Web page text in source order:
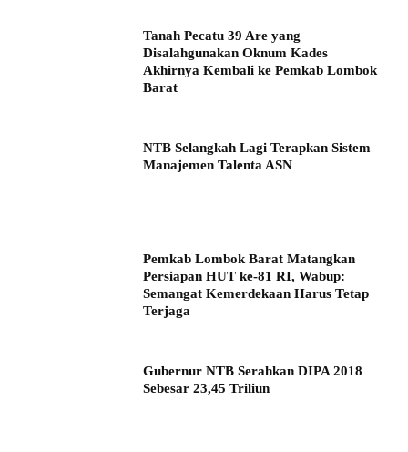
Tanah Pecatu 39 Are yang
Disalahgunakan Oknum Kades
Akhirnya Kembali ke Pemkab Lombok
Barat
NTB Selangkah Lagi Terapkan Sistem
Manajemen Talenta ASN
Pemkab Lombok Barat Matangkan
Persiapan HUT ke-81 RI, Wabup:
Semangat Kemerdekaan Harus Tetap
Terjaga
Gubernur NTB Serahkan DIPA 2018
Sebesar 23,45 Triliun